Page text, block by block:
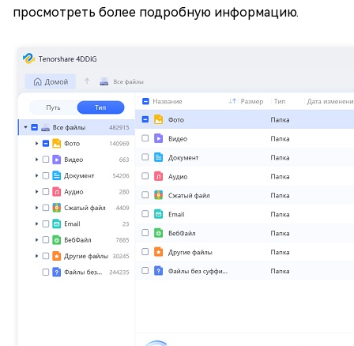
просмотреть более подробную информацию.